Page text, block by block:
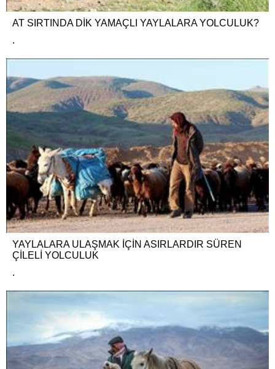
AT SIRTINDA DİK YAMAÇLI YAYLALARA YOLCULUK?
.
YAYLALARA ULAŞMAK İÇİN ASIRLARDIR SÜREN
ÇİLELİ YOLCULUK
.